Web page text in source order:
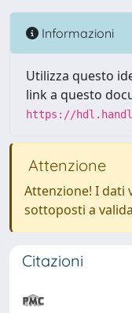
Informazioni
Utilizza questo
link a questo
https://
Attenzione
Attenzione! I dati
sottoposti a
Citazioni